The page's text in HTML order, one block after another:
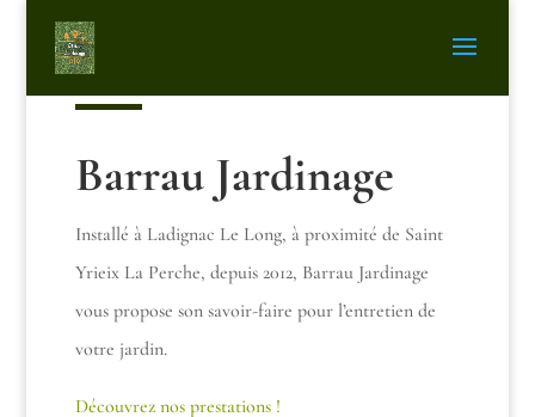
Barrau Jardinage
Installé à Ladignac Le Long, à proximité de Saint
Yrieix La Perche, depuis 2012, Barrau Jardinage
vous propose son savoir-faire pour l’entretien de
votre jardin.
Découvrez nos prestations !